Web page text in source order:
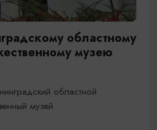
областному
музею
областной
музей